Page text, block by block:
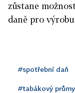
zůstane
daně pro
#spotřební daň
#tabákový